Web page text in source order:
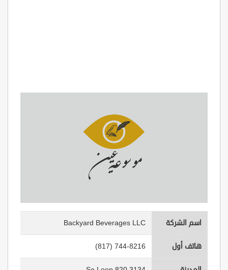
اسم الشركة Backyard Beverages LLC
هاتف أول (817) 744-8216